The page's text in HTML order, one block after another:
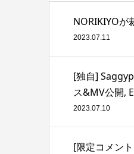
NORIKIYOが
2023.07.11
[独自]
ス&MV公開,
2023.07.10
[限定コメン